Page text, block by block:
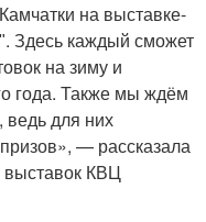
на выставке-
Здесь каждый сможет
на зиму и
года. Также мы ждём
ведь для них
— рассказала
выставок КВЦ